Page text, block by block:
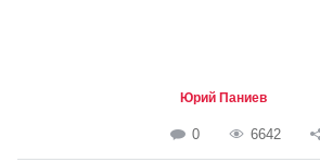
Юрий Паниев
0 6642